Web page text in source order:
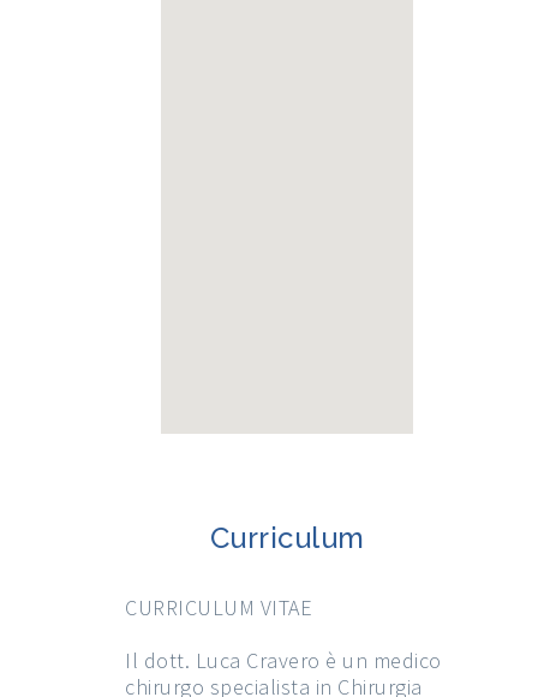
Curriculum
CURRICULUM VITAE
Il dott. Luca Cravero è un medico
chirurgo specialista in Chirurgia